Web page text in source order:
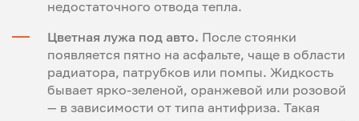
недостаточного отвода тепла.
Цветная лужа под авто. После стоянки
появляется пятно на асфальте, чаще в области
радиатора, патрубков или помпы. Жидкость
бывает ярко-зеленой, оранжевой или розовой
— в зависимости от типа антифриза. Такая